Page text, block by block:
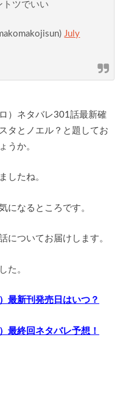
トツでいい
July
）ネタバレ301話最新確
タとノエル？と題してお
うか。
したね。
になるところです。
についてお届けします。
た。
最新刊発売日はいつ？
最終回ネタバレ予想！